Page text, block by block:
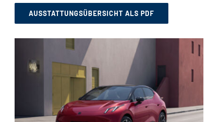
AUSSTATTUNGSÜBERSICHT ALS PDF